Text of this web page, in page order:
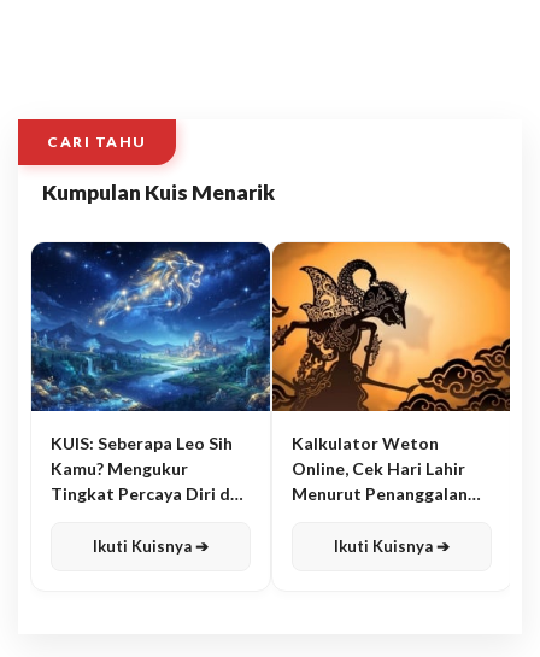
CARI TAHU
Kumpulan Kuis Menarik
KUIS: Seberapa Leo Sih
Kamu? Mengukur
Tingkat Percaya Diri dan
Ikuti Kuisnya ➔
Kalkulator Weton
Online, Cek Hari Lahir
Menurut Penanggalan
Ikuti Kuisnya ➔